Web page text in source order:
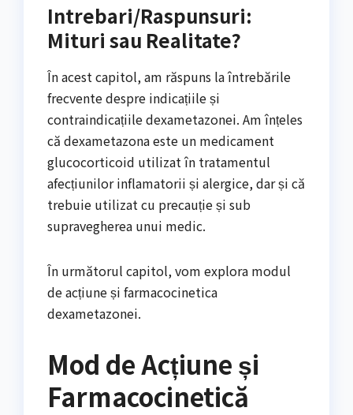
Intrebari/Raspunsuri:
Mituri sau Realitate?
În acest capitol, am răspuns la întrebările
frecvente despre indicațiile și
contraindicațiile dexametazonei. Am înțeles
că dexametazona este un medicament
glucocorticoid utilizat în tratamentul
afecțiunilor inflamatorii și alergice, dar și că
trebuie utilizat cu precauție și sub
supravegherea unui medic.
În următorul capitol, vom explora modul
de acțiune și farmacocinetica
dexametazonei.
Mod de Acțiune și
Farmacocinetică